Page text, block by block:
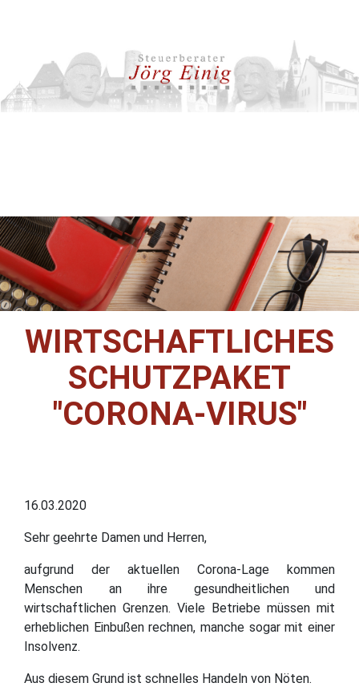
WIRTSCHAFTLICHES
SCHUTZPAKET
"CORONA-VIRUS"
16.03.2020
Sehr geehrte Damen und Herren,
aufgrund der aktuellen Corona-Lage kommen
Menschen an ihre gesundheitlichen und
wirtschaftlichen Grenzen. Viele Betriebe müssen mit
erheblichen Einbußen rechnen, manche sogar mit einer
Insolvenz.
Aus diesem Grund ist schnelles Handeln von Nöten.